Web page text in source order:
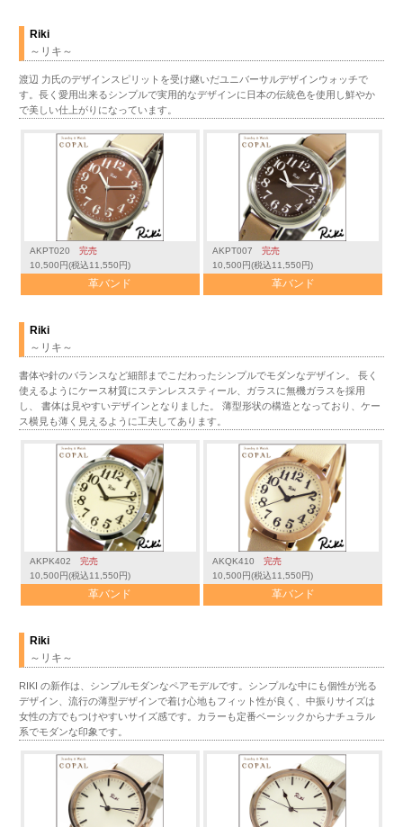
Riki
～リキ～
渡辺 力氏のデザインスピリットを受け継いだユニバーサルデザインウォッチで
す。長く愛用出来るシンプルで実用的なデザインに日本の伝統色を使用し鮮やか
で美しい仕上がりになっています。
AKPT020 完売
10,500円(税込11,550円)
革バンド
AKPT007 完売
10,500円(税込11,550円)
革バンド
Riki
～リキ～
書体や針のバランスなど細部までこだわったシンプルでモダンなデザイン。 長く
使えるようにケース材質にステンレススティール、ガラスに無機ガラスを採用
し、 書体は見やすいデザインとなりました。 薄型形状の構造となっており、ケー
ス横見も薄く見えるように工夫してあります。
AKPK402 完売
10,500円(税込11,550円)
革バンド
AKQK410 完売
10,500円(税込11,550円)
革バンド
Riki
～リキ～
RIKI の新作は、シンプルモダンなペアモデルです。シンプルな中にも個性が光る
デザイン、流行の薄型デザインで着け心地もフィット性が良く、中振りサイズは
女性の方でもつけやすいサイズ感です。カラーも定番ベーシックからナチュラル
系でモダンな印象です。